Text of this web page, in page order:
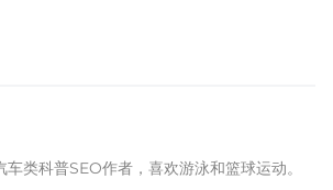
类科普SEO作者，喜欢游泳和篮球运动。